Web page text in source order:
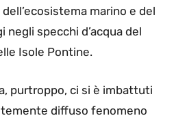
marino e del
specchi d’acqua del
Isole Pontine.
purtroppo, ci si è imbattuti
diffuso fenomeno